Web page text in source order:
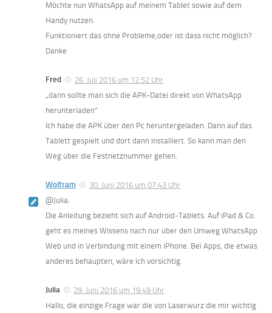
Möchte nun WhatsApp auf meinem Tablet sowie auf dem
Handy nutzen.
Funktioniert das ohne Probleme,oder ist dass nicht möglich?
Danke
Fred
26. Juli 2016 um 12:52 Uhr
„dann sollte man sich die APK-Datei direkt von WhatsApp
herunterladen“
Ich habe die APK über den Pc heruntergeladen. Dann auf das
Tablett gespielt und dort dann installiert. So kann man den
Weg über die Festnetznummer gehen.
Wolfram
30. Juni 2016 um 07:43 Uhr
@Julia:
Die Anleitung bezieht sich auf Android-Tablets. Auf iPad & Co.
geht es meines Wissens nach nur über den Umweg WhatsApp
Web und in Verbindung mit einem iPhone. Bei Apps, die etwas
anderes behaupten, wäre ich vorsichtig.
Julia
29. Juni 2016 um 19:49 Uhr
Hallo, die einzige Frage war die von Laserwurz die mir wichtig